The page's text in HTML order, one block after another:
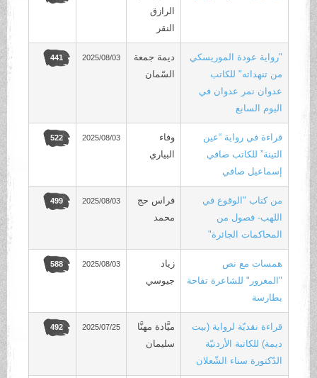
الرازق
النقر
"رواية عودة الموريسكي
من تنهداته" للكاتب
عدوان نمر عدوان في
اليوم السابع
ديمة جمعة
السّمان
2025/08/03
441
قراءة في رواية “عين
التينة” للكاتب صافي
إسماعيل صافي
وفاء
البياري
2025/08/03
522
من كتاب "الوقوع في
اللهب- فصول من
المحاكمات الجائرة"
فراس حج
محمد
2025/08/03
499
همسات مع نص
"المغرور" للشاعرة تفاحة
بطارسة
جيوسي
2025/08/03
588
قراءة نقديّة لرواية (بيت
ديمة) للكاتبة الأردنيّة
الدّكتورة سناء الشّعلان
ميَّادة مهنَّا
سليمان
2025/07/25
492